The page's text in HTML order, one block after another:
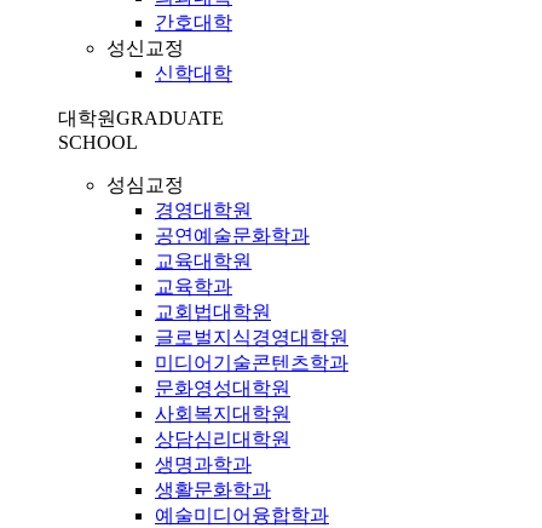
간호대학
성신교정
신학대학
대학원GRADUATE
SCHOOL
성심교정
경영대학원
공연예술문화학과
교육대학원
교육학과
교회법대학원
글로벌지식경영대학원
미디어기술콘텐츠학과
문화영성대학원
사회복지대학원
상담심리대학원
생명과학과
생활문화학과
예술미디어융합학과